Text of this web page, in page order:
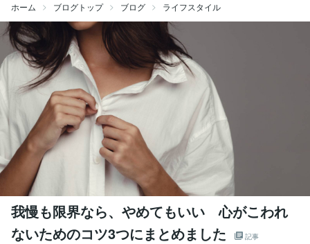
ホーム ブログトップ ブログ ライフスタイル
我慢も限界なら、やめてもいい 心がこわれ
ないためのコツ3つにまとめました
記事